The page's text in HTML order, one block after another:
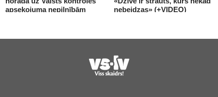
apsekojuma nepilnībām
nebeidzas» (+VIDEO)